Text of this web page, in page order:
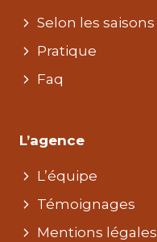
Selon les saisons
Pratique
Faq
L’agence
L’équipe
Témoignages
Mentions légales